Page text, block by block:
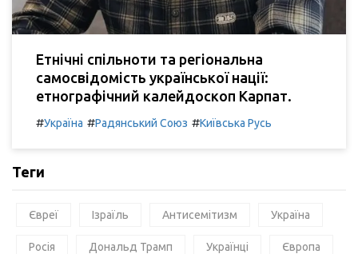
Етнічні спільноти та регіональна
самосвідомість української нації:
етнографічний калейдоскоп Карпат.
#Україна #Радянський Союз #Київська Русь
Теги
Євреї Ізраїль Антисемітизм Україна
Росія Дональд Трамп Українці Європа